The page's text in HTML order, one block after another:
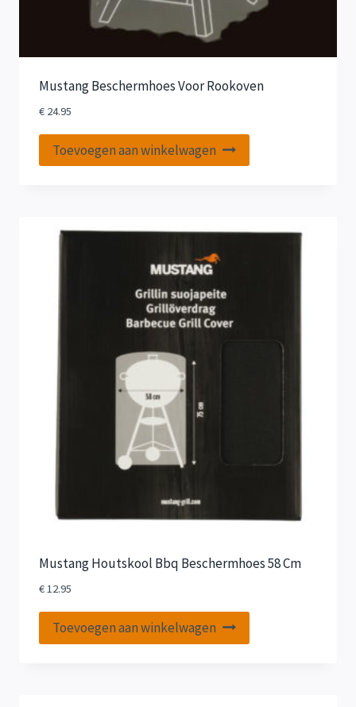
Mustang Beschermhoes Voor Rookoven
€24.95
Toevoegen aan winkelwagen
Mustang Houtskool Bbq Beschermhoes 58 Cm
€12.95
Toevoegen aan winkelwagen